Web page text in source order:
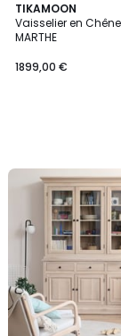
TIKAMOON
Vaisselier en
MARTHE
1899,00 €